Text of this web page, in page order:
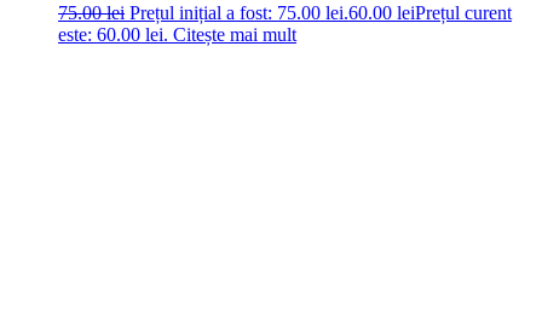
75.00lei Prețul inițial a fost: 75.00 lei.60.00 leiPrețul curent
este: 60.00 lei. Citește mai mult